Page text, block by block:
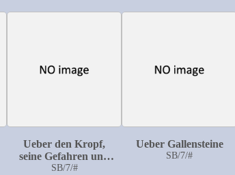
Ueber den Kropf,
seine Gefahren und
Behandlung
SB/7/#
Ueber Gallensteine
SB/7/#